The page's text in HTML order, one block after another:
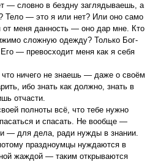
— словно в бездну заглядываешь, а
Тело — это я или нет? Или оно само
от меня данность — оно дар мне. Кто
сложную одежду? Только Бог-
— превосходит меня как я себя
ничего не знаешь — даже о своём
ибо знать как должно, знать в
отчасти.
полноты всё, что тебе нужно
и спасать. Не вообще —
— для дела, ради нужды в знании.
праздноумцы нуждаются в
жаждой — таким открываются